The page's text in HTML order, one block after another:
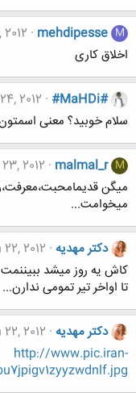
M
mehdipesse
اخلاق کاری
#MaHDi#
2012
سلام خوبید؟ معنی
M
malmal_r
2012
ميگن
ميخوامت...
دکتر مهدیه 2012
کاش یه روز میشد
تا اواخر تیر تمومی ندارن...
دکتر مهدیه 2012
http://www.pic.iran-